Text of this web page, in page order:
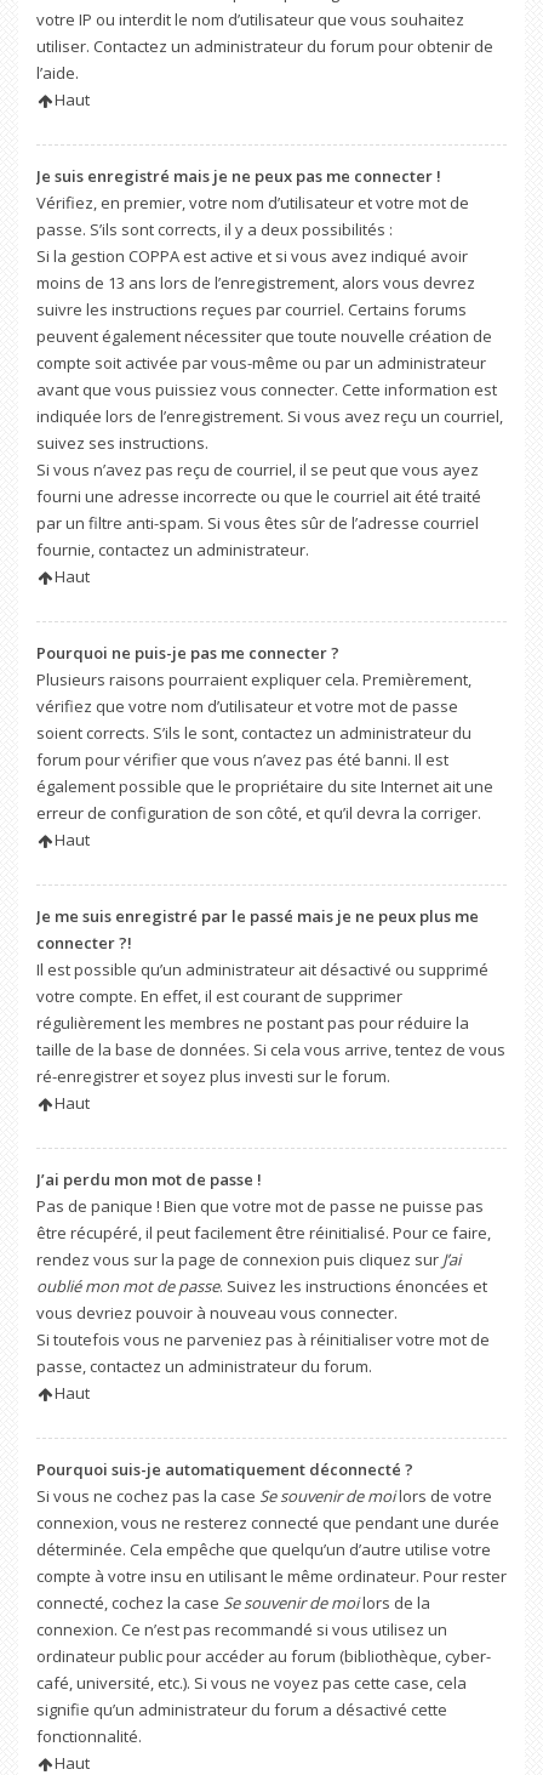
votre IP ou interdit le nom d’utilisateur que vous souhaitez
utiliser. Contactez un administrateur du forum pour obtenir de
l’aide.
Haut
Je suis enregistré mais je ne peux pas me connecter !
Vérifiez, en premier, votre nom d’utilisateur et votre mot de
passe. S’ils sont corrects, il y a deux possibilités :
Si la gestion COPPA est active et si vous avez indiqué avoir
moins de 13 ans lors de l’enregistrement, alors vous devrez
suivre les instructions reçues par courriel. Certains forums
peuvent également nécessiter que toute nouvelle création de
compte soit activée par vous-même ou par un administrateur
avant que vous puissiez vous connecter. Cette information est
indiquée lors de l’enregistrement. Si vous avez reçu un courriel,
suivez ses instructions.
Si vous n’avez pas reçu de courriel, il se peut que vous ayez
fourni une adresse incorrecte ou que le courriel ait été traité
par un filtre anti-spam. Si vous êtes sûr de l’adresse courriel
fournie, contactez un administrateur.
Haut
Pourquoi ne puis-je pas me connecter ?
Plusieurs raisons pourraient expliquer cela. Premièrement,
vérifiez que votre nom d’utilisateur et votre mot de passe
soient corrects. S’ils le sont, contactez un administrateur du
forum pour vérifier que vous n’avez pas été banni. Il est
également possible que le propriétaire du site Internet ait une
erreur de configuration de son côté, et qu’il devra la corriger.
Haut
Je me suis enregistré par le passé mais je ne peux plus me
connecter ?!
Il est possible qu’un administrateur ait désactivé ou supprimé
votre compte. En effet, il est courant de supprimer
régulièrement les membres ne postant pas pour réduire la
taille de la base de données. Si cela vous arrive, tentez de vous
ré-enregistrer et soyez plus investi sur le forum.
Haut
J’ai perdu mon mot de passe !
Pas de panique ! Bien que votre mot de passe ne puisse pas
être récupéré, il peut facilement être réinitialisé. Pour ce faire,
rendez vous sur la page de connexion puis cliquez sur J’ai
oublié mon mot de passe. Suivez les instructions énoncées et
vous devriez pouvoir à nouveau vous connecter.
Si toutefois vous ne parveniez pas à réinitialiser votre mot de
passe, contactez un administrateur du forum.
Haut
Pourquoi suis-je automatiquement déconnecté ?
Si vous ne cochez pas la case Se souvenir de moilors de votre
connexion, vous ne resterez connecté que pendant une durée
déterminée. Cela empêche que quelqu’un d’autre utilise votre
compte à votre insu en utilisant le même ordinateur. Pour rester
connecté, cochez la case Se souvenir de moilors de la
connexion. Ce n’est pas recommandé si vous utilisez un
ordinateur public pour accéder au forum (bibliothèque, cyber-
café, université, etc.). Si vous ne voyez pas cette case, cela
signifie qu’un administrateur du forum a désactivé cette
fonctionnalité.
Haut